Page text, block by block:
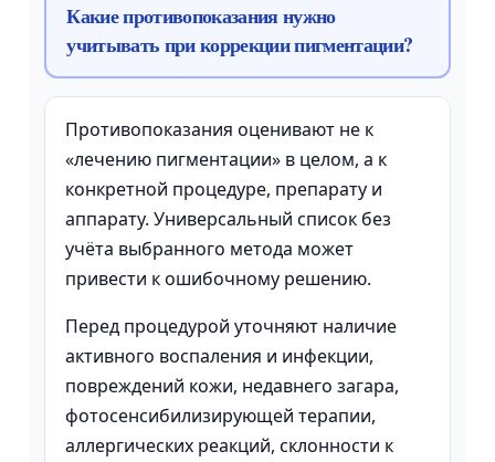
Какие противопоказания нужно
учитывать при коррекции пигментации?
Противопоказания оценивают не к
«лечению пигментации» в целом, а к
конкретной процедуре, препарату и
аппарату. Универсальный список без
учёта выбранного метода может
привести к ошибочному решению.
Перед процедурой уточняют наличие
активного воспаления и инфекции,
повреждений кожи, недавнего загара,
фотосенсибилизирующей терапии,
аллергических реакций, склонности к